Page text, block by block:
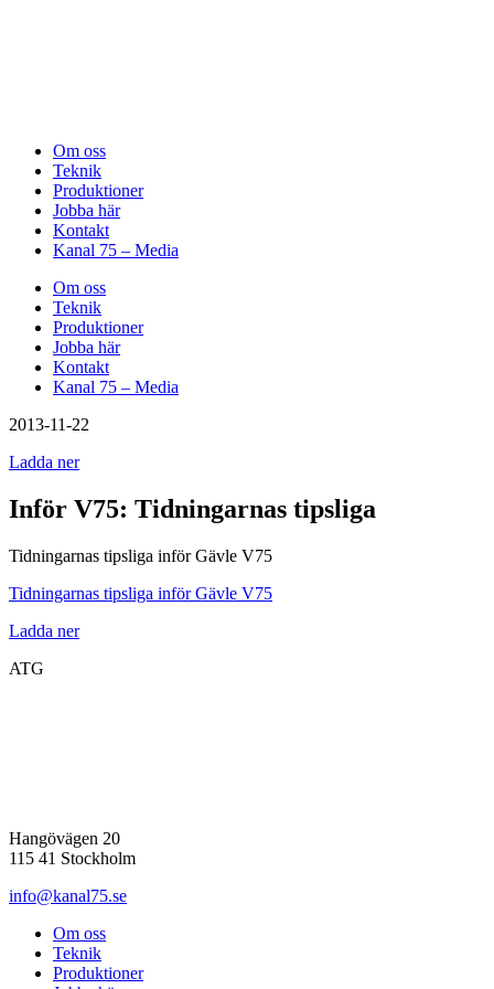
Om oss
Teknik
Produktioner
Jobba här
Kontakt
Kanal 75 – Media
Om oss
Teknik
Produktioner
Jobba här
Kontakt
Kanal 75 – Media
2013-11-22
Ladda ner
Inför V75: Tidningarnas tipsliga
Tidningarnas tipsliga inför Gävle V75
Tidningarnas tipsliga inför Gävle V75
Ladda ner
ATG
Hangövägen 20
115 41 Stockholm
info@kanal75.se
Om oss
Teknik
Produktioner